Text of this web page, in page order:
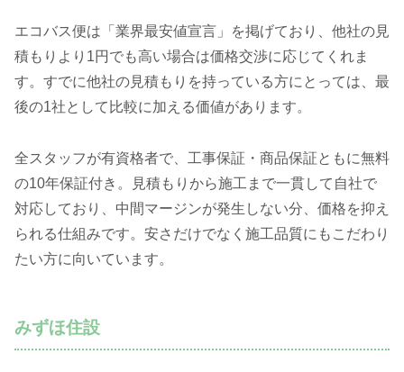
エコバス便は「業界最安値宣言」を掲げており、他社の見
積もりより1円でも高い場合は価格交渉に応じてくれま
す。すでに他社の見積もりを持っている方にとっては、最
後の1社として比較に加える価値があります。
全スタッフが有資格者で、工事保証・商品保証ともに無料
の10年保証付き。見積もりから施工まで一貫して自社で
対応しており、中間マージンが発生しない分、価格を抑え
られる仕組みです。安さだけでなく施工品質にもこだわり
たい方に向いています。
みずほ住設